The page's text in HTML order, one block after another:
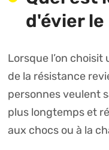
d'évier
Lorsque l’on
de la résistance
personnes veulent
plus longtemps et
aux chocs ou à la